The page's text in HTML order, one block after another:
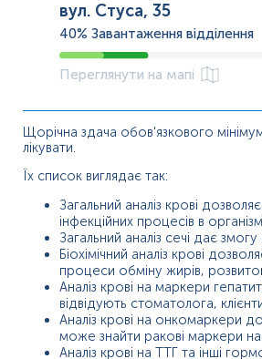
вул. Стуса, 35
40% Завантаження відділення
Переглянути на мапі
Щорічна здача обов'язкового
лікувати.
Їх список виглядає так:
Загальний аналіз крові
інфекційних процесів в
Загальний аналіз сечі дає
Біохімічний аналіз крові
процеси обміну жирів,
Аналіз крові на маркери
відвідують стоматолога,
Аналіз крові на онкомаркери
може знайти ракові маркери на
Аналіз крові на ТТГ та інші